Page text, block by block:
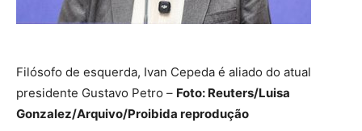
Filósofo de esquerda, Ivan Cepeda é aliado do atual
presidente Gustavo Petro – Foto: Reuters/Luisa
Gonzalez/Arquivo/Proibida reprodução